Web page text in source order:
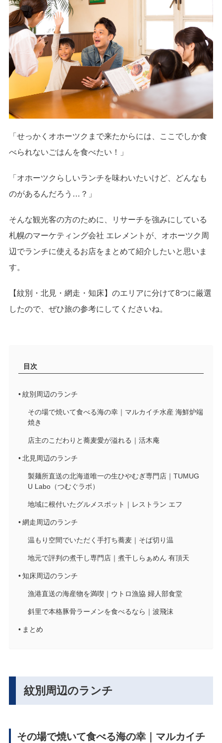
「せっかくオホーツクまで来たからには、ここでしか食
べられないごはんを食べたい！」
「オホーツクらしいランチを味わいたいけど、どんなも
のがあるんだろう…？」
そんな観光客の方のために、リサーチを強みにしている
札幌のマーケティング会社 エレメントが、オホーツク周
辺でランチに使えるお店をまとめて紹介したいと思いま
す。
【紋別・北見・網走・知床】のエリアに分けて8つに厳選
したので、ぜひ旅の参考にしてくださいね。
目次
紋別周辺のランチ
その場で焼いて食べる海の幸｜マルカイチ水産 海鮮炉端
焼き
店主のこだわりと蕎麦愛が溢れる｜活木庵
北見周辺のランチ
製麺所直送の北海道唯一の生ひやむぎ専門店｜TUMUG
U Labo（つむぐラボ）
地域に根付いたグルメスポット｜レストラン エフ
網走周辺のランチ
温もり空間でいただく手打ち蕎麦｜そば切り温
地元で評判の煮干し専門店｜煮干しらぁめん 有頂天
知床周辺のランチ
漁港直送の海産物を満喫｜ウトロ漁協 婦人部食堂
斜里で本格豚骨ラーメンを食べるなら｜波飛沫
まとめ
紋別周辺のランチ
その場で焼いて食べる海の幸｜マルカイチ